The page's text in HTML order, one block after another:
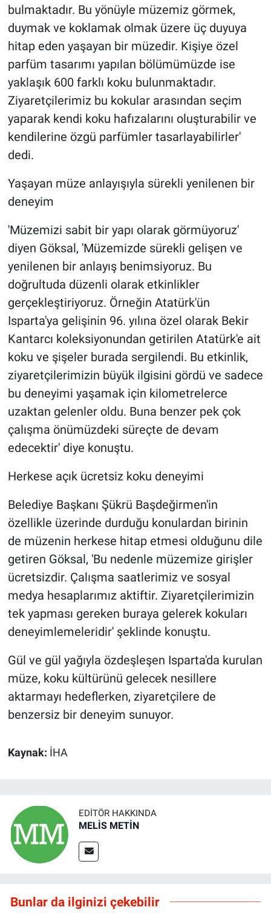
bulmaktadır. Bu yönüyle müzemiz görmek,
duymak ve koklamak olmak üzere üç duyuya
hitap eden yaşayan bir müzedir. Kişiye özel
parfüm tasarımı yapılan bölümümüzde ise
yaklaşık 600 farklı koku bulunmaktadır.
Ziyaretçilerimiz bu kokular arasından seçim
yaparak kendi koku hafızalarını oluşturabilir ve
kendilerine özgü parfümler tasarlayabilirler'
dedi.
Yaşayan müze anlayışıyla sürekli yenilenen bir
deneyim
'Müzemizi sabit bir yapı olarak görmüyoruz'
diyen Göksal, 'Müzemizde sürekli gelişen ve
yenilenen bir anlayış benimsiyoruz. Bu
doğrultuda düzenli olarak etkinlikler
gerçekleştiriyoruz. Örneğin Atatürk'ün
Isparta'ya gelişinin 96. yılına özel olarak Bekir
Kantarcı koleksiyonundan getirilen Atatürk'e ait
koku ve şişeler burada sergilendi. Bu etkinlik,
ziyaretçilerimizin büyük ilgisini gördü ve sadece
bu deneyimi yaşamak için kilometrelerce
uzaktan gelenler oldu. Buna benzer pek çok
çalışma önümüzdeki süreçte de devam
edecektir' diye konuştu.
Herkese açık ücretsiz koku deneyimi
Belediye Başkanı Şükrü Başdeğirmen'in
özellikle üzerinde durduğu konulardan birinin
de müzenin herkese hitap etmesi olduğunu dile
getiren Göksal, 'Bu nedenle müzemize girişler
ücretsizdir. Çalışma saatlerimiz ve sosyal
medya hesaplarımız aktiftir. Ziyaretçilerimizin
tek yapması gereken buraya gelerek kokuları
deneyimlemeleridir' şeklinde konuştu.
Gül ve gül yağıyla özdeşleşen Isparta'da kurulan
müze, koku kültürünü gelecek nesillere
aktarmayı hedeflerken, ziyaretçilere de
benzersiz bir deneyim sunuyor.
Kaynak: İHA
EDITÖR HAKKINDA
MELİS METİN
Bunlar da ilginizi çekebilir